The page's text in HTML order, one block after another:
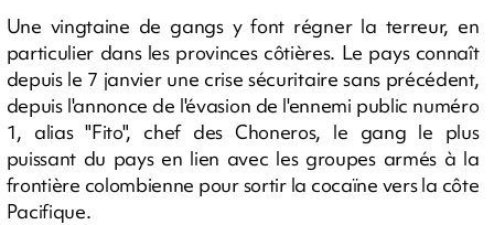
Une vingtaine de gangs y font régner la terreur, en
particulier dans les provinces côtières. Le pays connaît
depuis le 7 janvier une crise sécuritaire sans précédent,
depuis l'annonce de l'évasion de l'ennemi public numéro
1, alias "Fito", chef des Choneros, le gang le plus
puissant du pays en lien avec les groupes armés à la
frontière colombienne pour sortir la cocaïne vers la côte
Pacifique.